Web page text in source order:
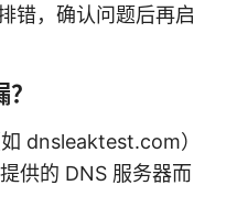
错，确认问题后再启
dnsleaktest.com）
供的 DNS 服务器而